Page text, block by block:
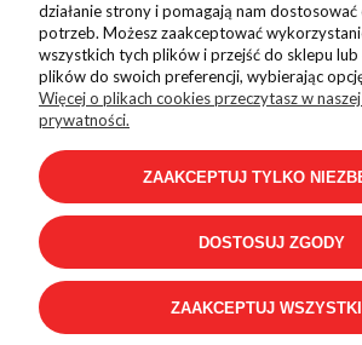
Pomoc
Płatności i dostawa
Informacje
działanie strony i pomagają nam
potrzeb. Możesz zaakceptować
wszystkich tych plików i przejść do sklepu
plików do swoich preferencji, wybierając
Więcej o plikach cookies przeczytasz w
prywatności.
ZAAKCEPTUJ TYLKO
DOSTOSUJ ZGODY
ZAAKCEPTUJ